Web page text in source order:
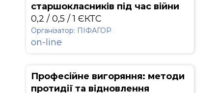
старшокласників під час війни
0,2 / 0,5 / 1 ЄКТС
Організатор: ПІФАГОР
on-line
Професійне вигоряння: методи
протидії та відновлення